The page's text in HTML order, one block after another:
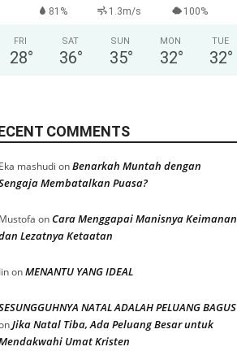
81% 1.3m/s 100%
FRI
28°
SAT
36°
SUN
35°
MON
32°
TUE
32°
COMMENTS
mashudi onBenarkah Muntah dengan
Membatalkan Puasa?
onCara Menggapai Manisnya Keimanan
Lezatnya Ketaatan
onMENANTU YANG IDEAL
NATAL ADALAH PELUANG BAGUS
Jika Natal Tiba, Ada Peluang Besar untuk
Umat Kristen